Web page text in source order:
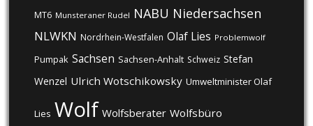
MT6 Munsteraner Rudel NABU Niedersachsen
NLWKN Nordrhein-Westfalen Olaf Lies Problemwolf
Pumpak Sachsen Sachsen-Anhalt Schweiz Stefan
Wenzel Ulrich Wotschikowsky Umweltminister Olaf
Lies Wolf Wolfsberater Wolfsbüro